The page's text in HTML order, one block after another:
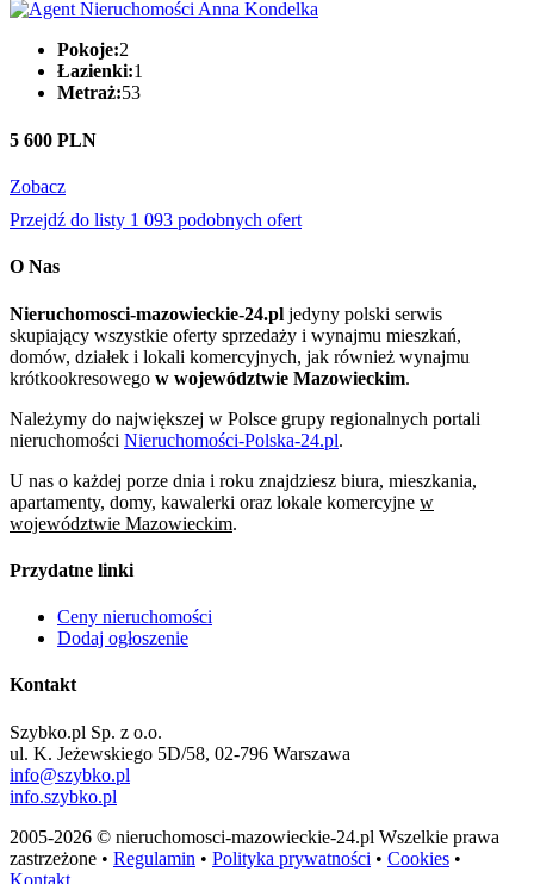
Pokoje:2
Łazienki:1
Metraż:53
5 600 PLN
Zobacz
Przejdź do listy 1 093 podobnych ofert
O Nas
Nieruchomosci-mazowieckie-24.pl jedyny polski serwis
skupiający wszystkie oferty sprzedaży i wynajmu mieszkań,
domów, działek i lokali komercyjnych, jak również wynajmu
krótkookresowego w województwie Mazowieckim.
Należymy do największej w Polsce grupy regionalnych portali
nieruchomości Nieruchomości-Polska-24.pl.
U nas o każdej porze dnia i roku znajdziesz biura, mieszkania,
apartamenty, domy, kawalerki oraz lokale komercyjne w
województwie Mazowieckim.
Przydatne linki
Ceny nieruchomości
Dodaj ogłoszenie
Kontakt
Szybko.pl Sp. z o.o.
ul. K. Jeżewskiego 5D/58, 02-796 Warszawa
info@szybko.pl
info.szybko.pl
2005-2026 © nieruchomosci-mazowieckie-24.pl Wszelkie prawa
zastrzeżone • Regulamin • Polityka prywatności • Cookies •
Kontakt